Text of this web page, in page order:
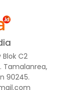
C2
Tamalanrea,
90245.